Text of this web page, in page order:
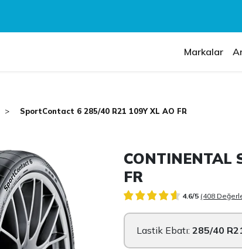
Markalar
SportContact 6 285/40 R21 109Y XL AO FR
CONTINENTAL
FR
4.6/5 (408
Lastik Ebatı:285/40